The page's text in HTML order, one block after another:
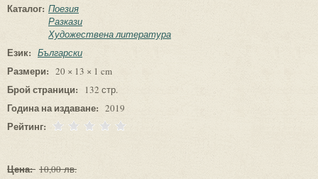
Каталог: Поезия
Разкази
Художествена литература
Език: Български
Размери: 20 × 13 × 1 cm
Брой страници: 132 стр.
Година на издаване: 2019
Рейтинг:
Цена: 10,00 лв.